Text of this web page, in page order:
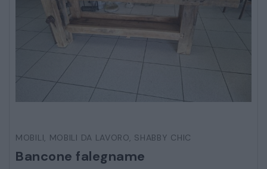
MOBILI, MOBILI DA LAVORO, SHABBY CHIC
Bancone falegname